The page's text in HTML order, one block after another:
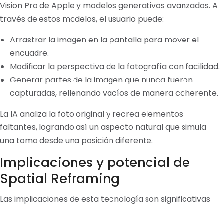
Vision Pro de Apple y modelos generativos avanzados. A
través de estos modelos, el usuario puede:
Arrastrar la imagen en la pantalla para mover el
encuadre.
Modificar la perspectiva de la fotografía con facilidad.
Generar partes de la imagen que nunca fueron
capturadas, rellenando vacíos de manera coherente.
La IA analiza la foto original y recrea elementos
faltantes, logrando así un aspecto natural que simula
una toma desde una posición diferente.
Implicaciones y potencial de
Spatial Reframing
Las implicaciones de esta tecnología son significativas